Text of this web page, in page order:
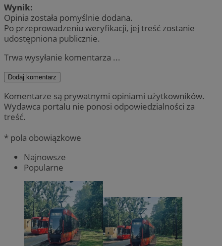
Wynik:
Opinia została pomyślnie dodana.
Po przeprowadzeniu weryfikacji, jej treść zostanie
udostępniona publicznie.
Trwa wysyłanie komentarza ...
Dodaj komentarz
Komentarze są prywatnymi opiniami użytkowników.
Wydawca portalu nie ponosi odpowiedzialności za
treść.
* pola obowiązkowe
Najnowsze
Popularne